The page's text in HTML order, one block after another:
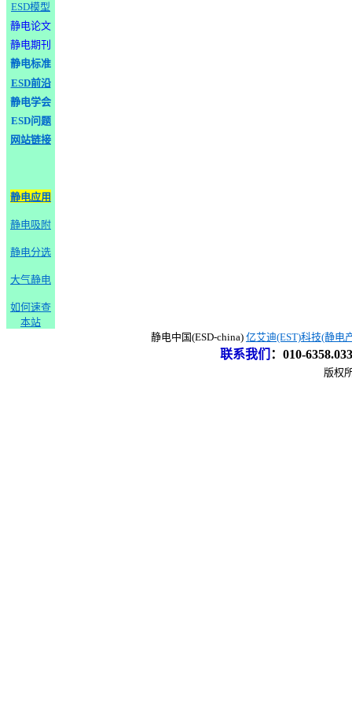
ESD模型
静电论文
静电期刊
静电标准
ESD前沿
静电学会
ESD问题
网站链接
静电应用
静电吸附
静电分选
大气静电
如何速查
本站
静电中国(ESD-china) 亿艾迪(EST)科技(静电
联系我们 ： 010-
版权